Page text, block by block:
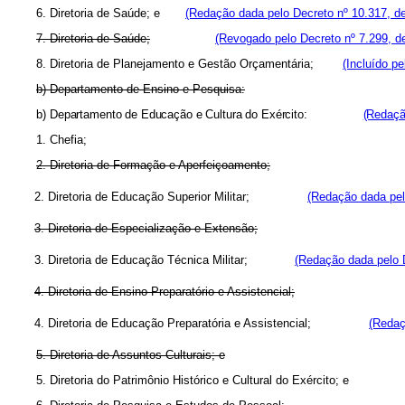
6. Diretoria de Saúde; e (Redação dada pelo Decreto nº 10.317,
7. Diretoria de Saúde;
(Revogado pelo Decreto nº 7.299,
8. Diretoria de Planejamento e Gestão Orçamentária; (Incluído
b) Departamento de Ensino e Pesquisa:
b) Departamento de Educação e Cultura do Exército:
1. Chefia;
2. Diretoria de Formação e Aperfeiçoamento;
2. Diretoria de Educação Superior Militar; (Redação dada
3. Diretoria de Especialização e Extensão;
3. Diretoria de Educação Técnica Militar; (Redação dada pelo
4. Diretoria de Ensino Preparatório e Assistencial;
4. Diretoria de Educação Preparatória e Assistencial;
5. Diretoria de Assuntos Culturais; e
5. Diretoria do Patrimônio Histórico e Cultural do Exército; e